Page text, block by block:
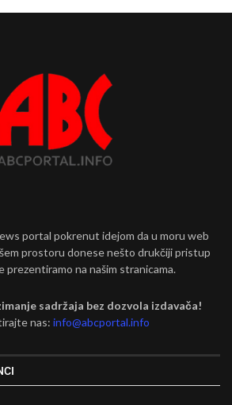
portal pokrenut idejom da u moru web
prostoru donese nešto drukčiji pristup
prezentiramo na našim stranicama.
sadržaja bez dozvola izdavača!
nas:info@abcportal.info